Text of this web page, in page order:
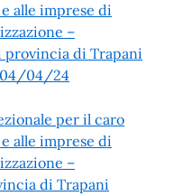
alle imprese di
–
provincia di Trapani
04/04/24
per il caro
alle imprese di
–
di Trapani